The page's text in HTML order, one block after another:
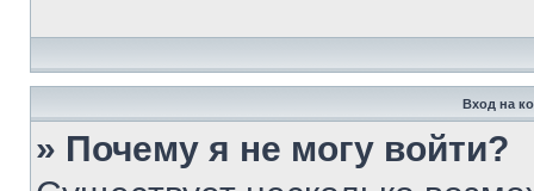
Вход на
» Почему я не могу войти?